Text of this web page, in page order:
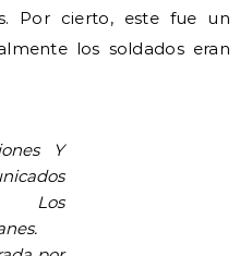
Por cierto, este fue un
los soldados eran
Y